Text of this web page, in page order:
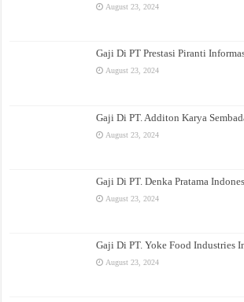
August 23, 2024
Gaji Di PT Prestasi Piranti
August 23, 2024
Gaji Di PT. Additon Karya
August 23, 2024
Gaji Di PT. Denka Pratama
August 23, 2024
Gaji Di PT. Yoke Food Industries
August 23, 2024